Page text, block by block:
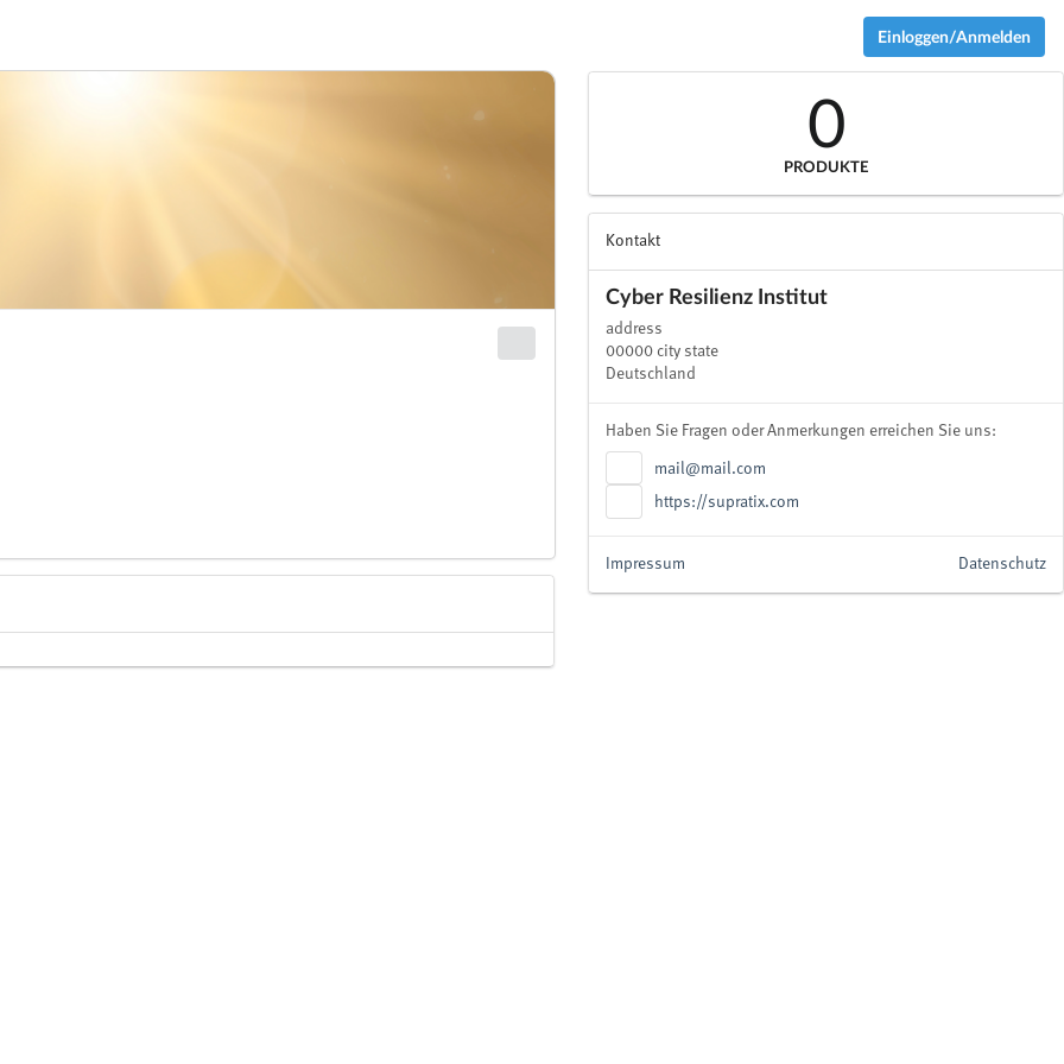
Einloggen/Anmelden
0
PRODUKTE
Kontakt
Cyber Resilienz Institut
address
00000 city state
Deutschland
Haben Sie Fragen oder Anmerkungen erreichen Sie uns:
mail@mail.com
https://supratix.com
Datenschutz
Impressum